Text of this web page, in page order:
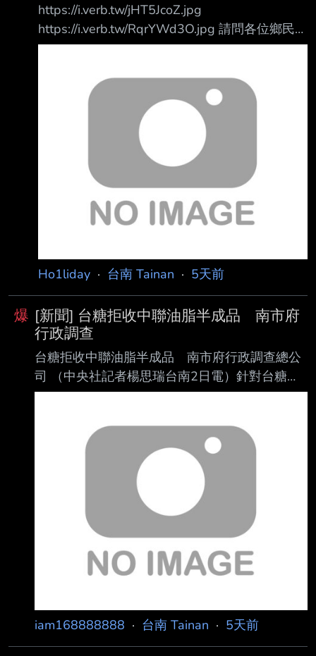
https://i.verb.tw/jHT5JcoZ.jpg
https://i.verb.tw/RqrYWd3O.jpg 請問各位鄉民
聽留言說不只港明 很多私校也都很慘 這是怎麼
5樓有沒有八卦？ --
Ho1liday · 台南 Tainan · 5天前
爆 [新聞] 台糖拒收中聯油脂半成品 南市府
行政調查
台糖拒收中聯油脂半成品 南市府行政調查總公
司 （中央社記者楊思瑞台南2日電）針對台糖拒
收中聯油脂半成品油品事件，台南市府今天 召開
事項行政調查，全力釐清事件始末及 相關責任，
並依法辦理後續查處。 台南市政府下午發布新聞
稿指出，針對外界質疑台糖涉事先知情中聯油脂
苯駢芘超標，台 糖今天表示，公司於採購大豆粗
油原料前送驗時發現檢驗不合格，因此拒收、未
將原料帶 回，也未製成產品，但因未通報油廠所
在地政府，涉及督導權責，台南市衛生局決定啓
動 調查。 台南市政府表示，市長黃偉
iam168888888 · 台南 Tainan · 5天前